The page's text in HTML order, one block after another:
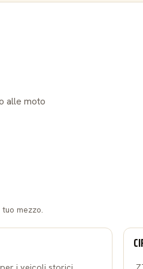
alle moto
mezzo.